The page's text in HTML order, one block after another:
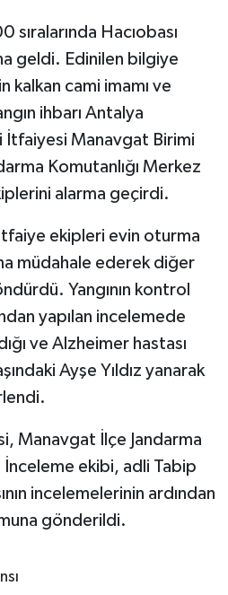
Hacıobası
geldi. Edinilen bilgiye
kalkan cami imamı ve
ihbarı Antalya
İtfaiyesi Manavgat Birimi
Komutanlığı Merkez
alarma geçirdi.
ekipleri evin oturma
müdahale ederek diğer
Yangının kontrol
yapılan incelemede
ve Alzheimer hastası
Ayşe Yıldız yanarak
Manavgat İlçe Jandarma
İnceleme ekibi, adli Tabip
incelemelerinin ardından
gönderildi.